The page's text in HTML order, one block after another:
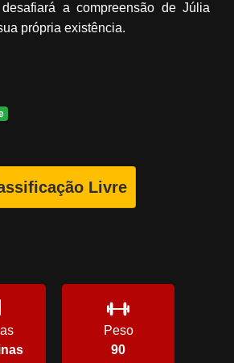
a compreensão de Júlia
própria existência.
Livre
Peso
90